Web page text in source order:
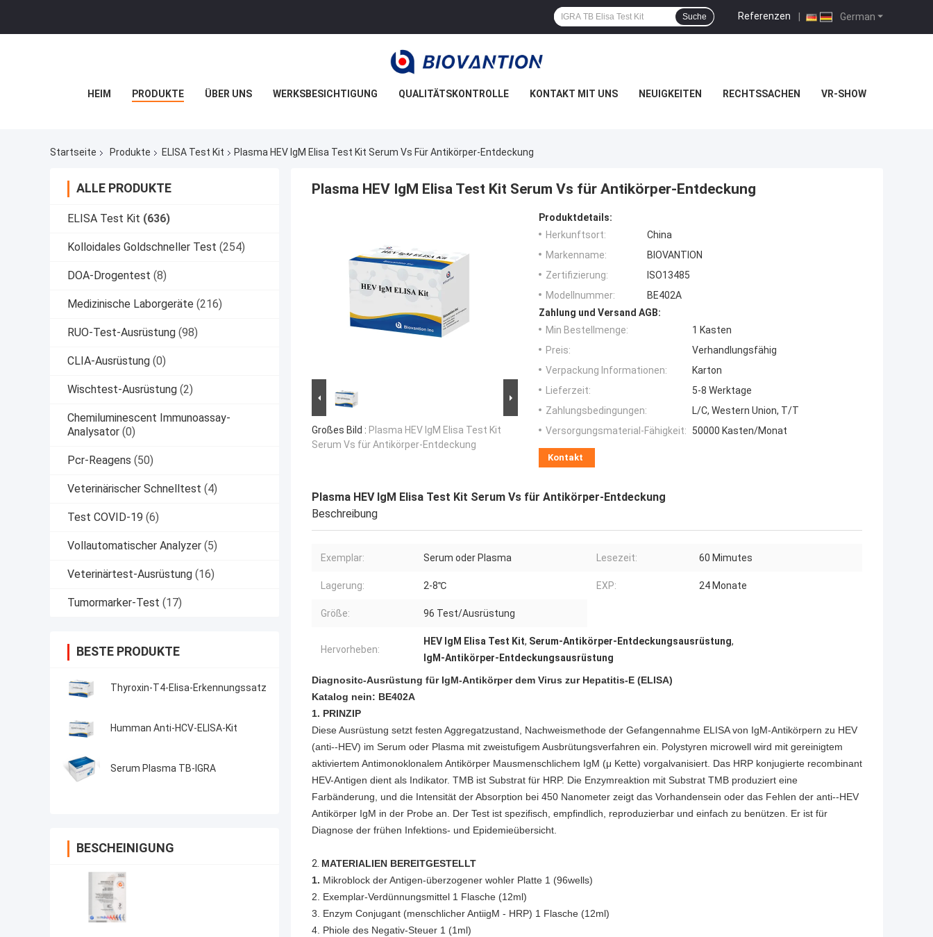
German
Referenzen |
Suche
HEIM PRODUKTE ÜBER UNS WERKSBESICHTIGUNG QUALITÄTSKONTROLLE KONTAKT MIT UNS NEUIGKEITEN RECHTSSACHEN VR-SHOW
Startseite Produkte ELISA Test Kit Plasma HEV IgM Elisa Test Kit Serum Vs Für Antikörper-Entdeckung
ALLE PRODUKTE
ELISA Test Kit (636)
Kolloidales Goldschneller Test (254)
DOA-Drogentest (8)
Medizinische Laborgeräte (216)
RUO-Test-Ausrüstung (98)
CLIA-Ausrüstung (0)
Wischtest-Ausrüstung (2)
Chemiluminescent Immunoassay-
Analysator (0)
Pcr-Reagens (50)
Veterinärischer Schnelltest (4)
Test COVID-19 (6)
Vollautomatischer Analyzer (5)
Veterinärtest-Ausrüstung (16)
Tumormarker-Test (17)
BESTE PRODUKTE
Thyroxin-T4-Elisa-Erkennungssatz
Humman Anti-HCV-ELISA-Kit
Serum Plasma TB-IGRA
BESCHEINIGUNG
Plasma HEV IgM Elisa Test Kit Serum Vs für Antikörper-Entdeckung
Großes Bild : Plasma HEV IgM Elisa Test Kit
Serum Vs für Antikörper-Entdeckung
Produktdetails:
Herkunftsort:
China
Markenname:
BIOVANTION
Zertifizierung:
ISO13485
Modellnummer:
BE402A
Zahlung und Versand AGB:
Min Bestellmenge:
1 Kasten
Preis:
Verhandlungsfähig
Verpackung Informationen:
Karton
Lieferzeit:
5-8 Werktage
Zahlungsbedingungen:
L/C, Western Union, T/T
Versorgungsmaterial-Fähigkeit:
50000 Kasten/Monat
Kontakt
Plasma HEV IgM Elisa Test Kit Serum Vs für Antikörper-Entdeckung
Beschreibung
Exemplar: Serum oder Plasma Lesezeit: 60 Mimutes
Lagerung: 2-8℃ EXP: 24 Monate
Größe: 96 Test/Ausrüstung
Hervorheben:
HEV IgM Elisa Test Kit, Serum-Antikörper-Entdeckungsausrüstung,
IgM-Antikörper-Entdeckungsausrüstung
Diagnositc-Ausrüstung für IgM-Antikörper dem Virus zur Hepatitis-E (ELISA)
Katalog nein: BE402A
1. PRINZIP
Diese Ausrüstung setzt festen Aggregatzustand, Nachweismethode der Gefangennahme ELISA von IgM-Antikörpern zu HEV
(anti--HEV) im Serum oder Plasma mit zweistufigem Ausbrütungsverfahren ein. Polystyren microwell wird mit gereinigtem
aktiviertem Antimonoklonalem Antikörper Mausmenschlichem IgM (μ Kette) vorgalvanisiert. Das HRP konjugierte recombinant
HEV-Antigen dient als Indikator. TMB ist Substrat für HRP. Die Enzymreaktion mit Substrat TMB produziert eine
Farbänderung, und die Intensität der Absorption bei 450 Nanometer zeigt das Vorhandensein oder das Fehlen der anti--HEV
Antikörper IgM in der Probe an. Der Test ist spezifisch, empfindlich, reproduzierbar und einfach zu benützen. Er ist für
Diagnose der frühen Infektions- und Epidemieübersicht.
2. MATERIALIEN BEREITGESTELLT
1. Mikroblock der Antigen-überzogener wohler Platte 1 (96wells)
2. Exemplar-Verdünnungsmittel 1 Flasche (12ml)
3. Enzym Conjugant (menschlicher AntiigM - HRP) 1 Flasche (12ml)
4. Phiole des Negativ-Steuer 1 (1ml)